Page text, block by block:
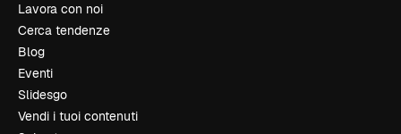
Lavora con noi
Cerca tendenze
Blog
Eventi
Slidesgo
Vendi i tuoi contenuti